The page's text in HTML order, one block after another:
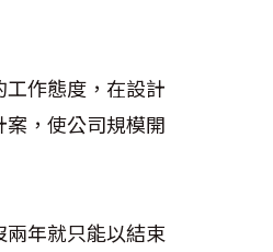
作態度，在設計
，使公司規模開
年就只能以結束